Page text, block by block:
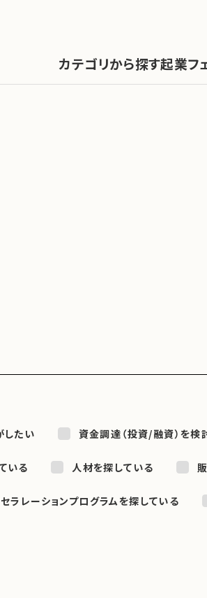
カテゴリから探す起業フ
したい 資金調達（投資/融資）を検
いる 人材を探している
ラレーションプログラムを探している